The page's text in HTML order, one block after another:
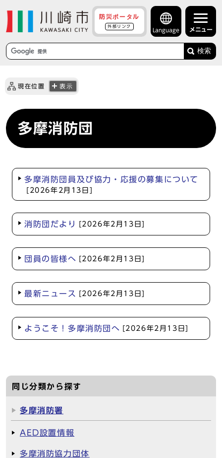
防災ポータル
外部リンク
Language メニュー
検索
現在位置 表示
多摩消防団
多摩消防団員及び協力・応援の募集について
[2026年2月13日]
消防団だより [2026年2月13日]
団員の皆様へ [2026年2月13日]
最新ニュース [2026年2月13日]
ようこそ！多摩消防団へ [2026年2月13日]
同じ分類から探す
多摩消防署
AED設置情報
多摩消防協力団体